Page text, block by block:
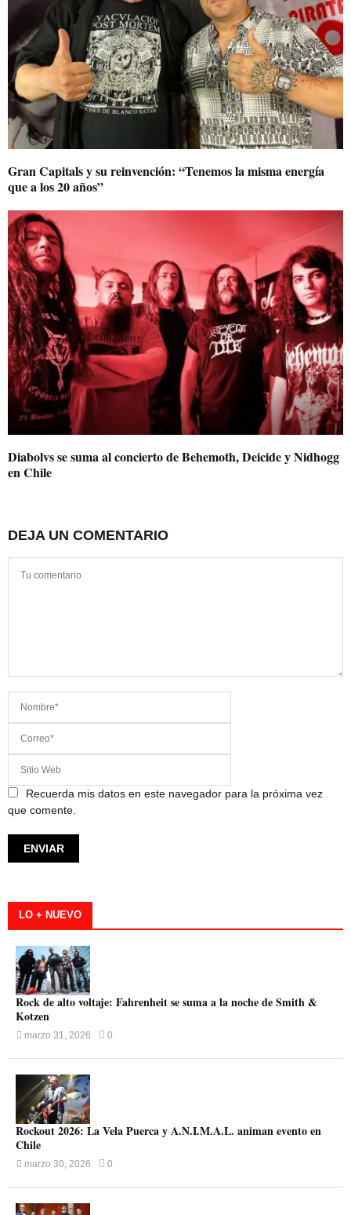
Gran Capitals y su reinvención: “Tenemos la misma energía
que a los 20 años”
Diabolvs se suma al concierto de Behemoth, Deicide y Nidhogg
en Chile
DEJA UN COMENTARIO
Recuerda mis datos en este navegador para la próxima vez
que comente.
LO + NUEVO
Rock de alto voltaje: Fahrenheit se suma a la noche de Smith &
Kotzen
marzo 31, 2026 0
Rockout 2026: La Vela Puerca y A.N.I.M.A.L. animan evento en
Chile
marzo 30, 2026 0